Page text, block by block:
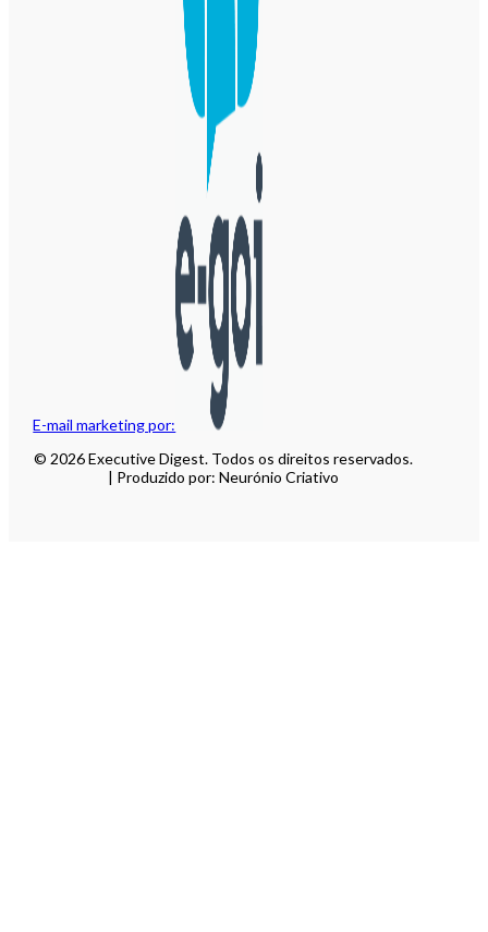
E-mail marketing por:
© 2026 Executive Digest. Todos os direitos reservados.
| Produzido por: Neurónio Criativo